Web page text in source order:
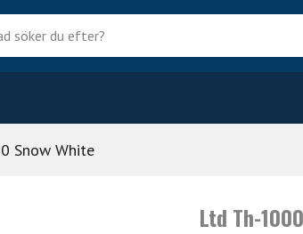
Snow White
Ltd Th-